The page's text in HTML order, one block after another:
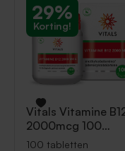
29%
Korting!
Vitals Vitamine
2000mcg 100
tabletten
100 tabletten